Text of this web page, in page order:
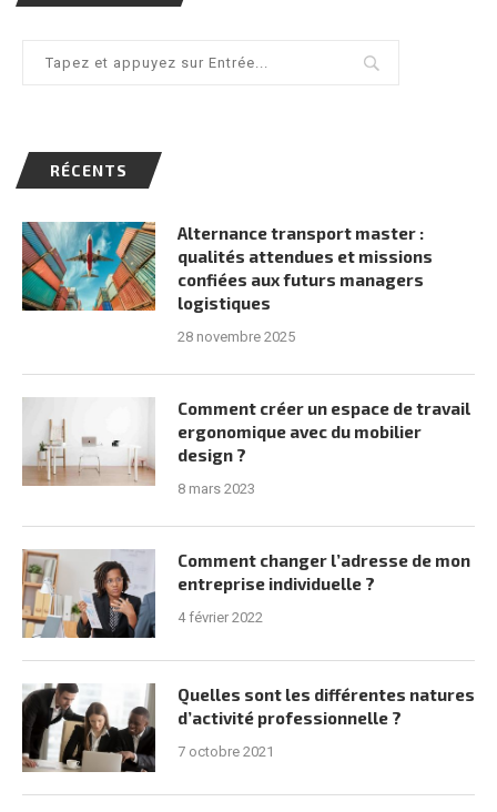
RÉCENTS
Alternance transport master :
qualités attendues et missions
confiées aux futurs managers
logistiques
28 novembre 2025
Comment créer un espace de travail
ergonomique avec du mobilier
design ?
8 mars 2023
Comment changer l’adresse de mon
entreprise individuelle ?
4 février 2022
Quelles sont les différentes natures
d’activité professionnelle ?
7 octobre 2021